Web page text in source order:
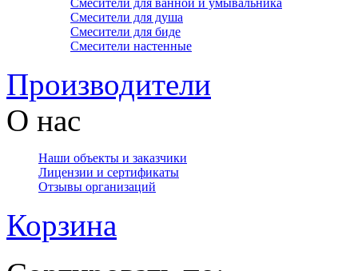
Смесители для ванной и умывальника
Смесители для душа
Смесители для биде
Смесители настенные
Производители
О нас
Наши объекты и заказчики
Лицензии и сертификаты
Отзывы организаций
Корзина